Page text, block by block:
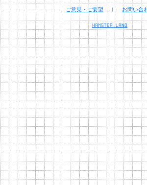
ご意見・ご要望 | お問い合
HAMSTER.LAND